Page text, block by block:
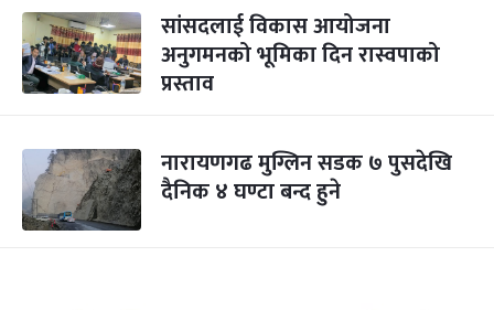
सांसदलाई विकास आयोजना
अनुगमनको भूमिका दिन रास्वपाको
प्रस्ताव
नारायणगढ मुग्लिन सडक ७ पुसदेखि
दैनिक ४ घण्टा बन्द हुने